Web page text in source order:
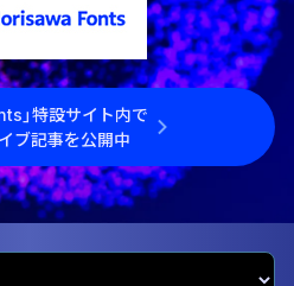
」特設サイト内で
ブ記事を公開中